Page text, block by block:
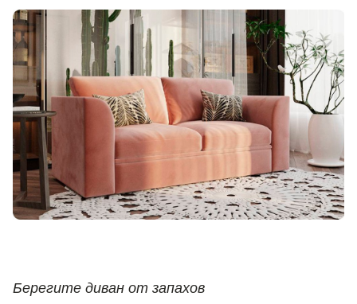
Берегите диван от запахов